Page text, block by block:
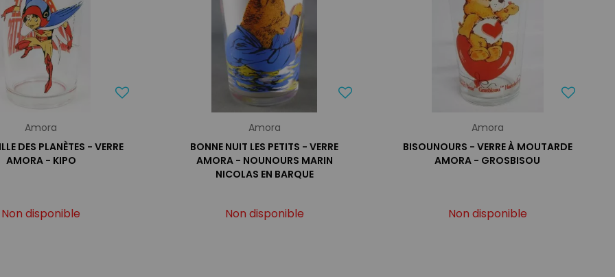
Amora
DES PLANÈTES - VERRE
AMORA - KIPO
Non disponible
Amora
BONNE NUIT LES PETITS - VERRE
AMORA - NOUNOURS MARIN
NICOLAS EN BARQUE
Non disponible
Amora
BISOUNOURS - VERRE À MOUTARDE
AMORA - GROSBISOU
Non disponible